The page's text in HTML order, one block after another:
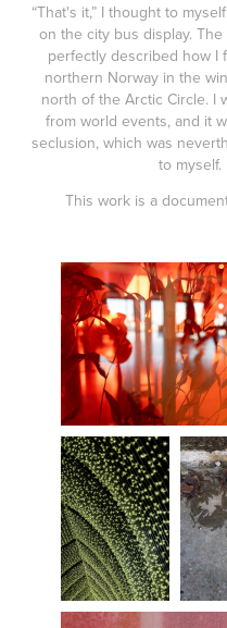
“That's it,” I thought to
on the city bus display.
perfectly described how I
northern Norway in the
north of the Arctic Circle. I
from world events, and it
seclusion, which was
to myself.
This work is a